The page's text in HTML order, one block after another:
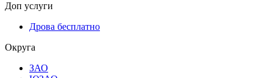
Доп услуги
Дрова бесплатно
Округа
ЗАО